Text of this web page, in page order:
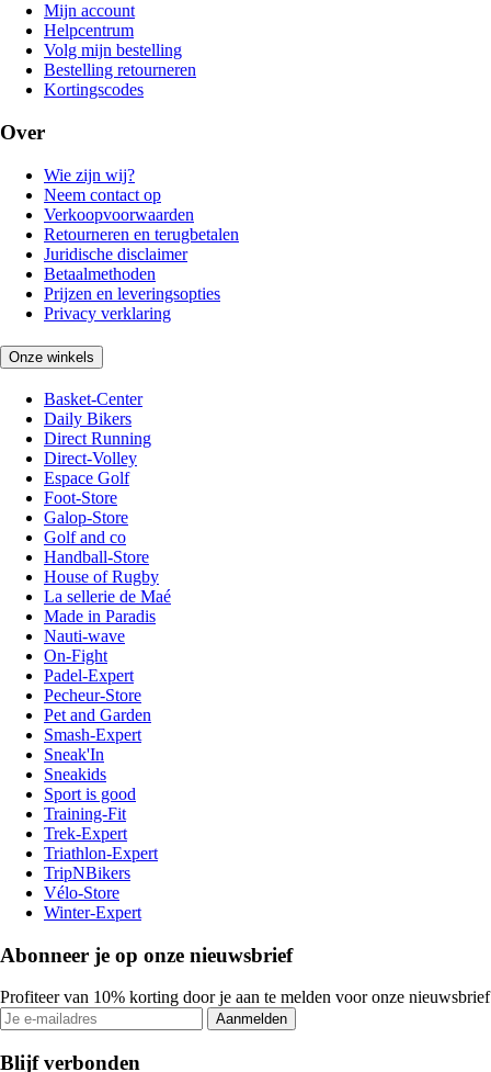
Mijn account
Helpcentrum
Volg mijn bestelling
Bestelling retourneren
Kortingscodes
Over
Wie zijn wij?
Neem contact op
Verkoopvoorwaarden
Retourneren en terugbetalen
Juridische disclaimer
Betaalmethoden
Prijzen en leveringsopties
Privacy verklaring
Onze winkels
Basket-Center
Daily Bikers
Direct Running
Direct-Volley
Espace Golf
Foot-Store
Galop-Store
Golf and co
Handball-Store
House of Rugby
La sellerie de Maé
Made in Paradis
Nauti-wave
On-Fight
Padel-Expert
Pecheur-Store
Pet and Garden
Smash-Expert
Sneak'In
Sneakids
Sport is good
Training-Fit
Trek-Expert
Triathlon-Expert
TripNBikers
Vélo-Store
Winter-Expert
Abonneer je op onze nieuwsbrief
Profiteer van 10% korting door je aan te melden voor onze nieuwsbrief
Aanmelden
Blijf verbonden